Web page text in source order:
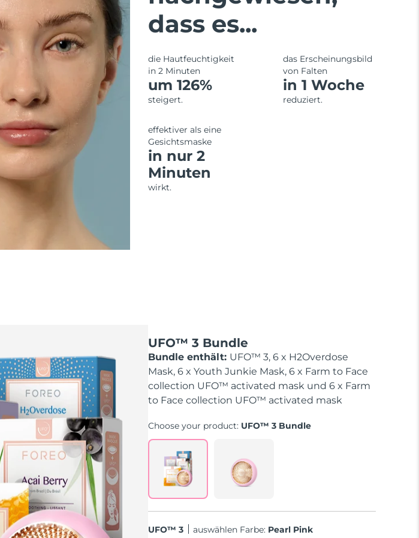
dass es...
die Hautfeuchtigkeit
in 2 Minuten
um 126%
steigert.
das Erscheinungsbild
von Falten
in 1 Woche
reduziert.
effektiver als eine
Gesichtsmaske
in nur 2
Minuten
wirkt.
UFO™ 3 Bundle
Bundle enthält: UFO™ 3, 6 x H2Overdose
Mask, 6 x Youth Junkie Mask, 6 x Farm to Face
collection UFO™ activated mask und 6 x Farm
to Face collection UFO™ activated mask
Choose your product: UFO™ 3 Bundle
UFO™ 3 Auswählen Farbe: Pearl Pink